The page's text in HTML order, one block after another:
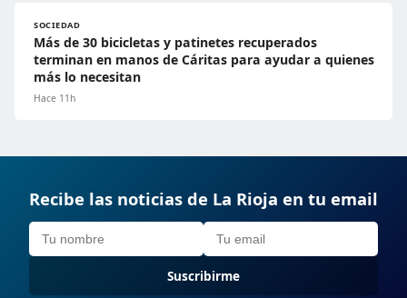
SOCIEDAD
Más de 30 bicicletas y patinetes recuperados
terminan en manos de Cáritas para ayudar a quienes
más lo necesitan
Hace 11h
Recibe las noticias de La Rioja en tu email
Suscribirme